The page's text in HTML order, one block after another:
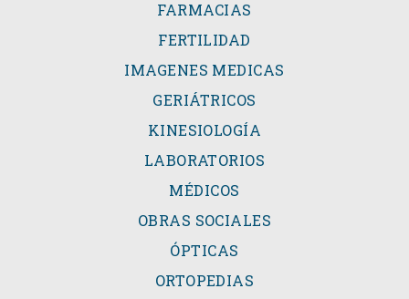
FARMACIAS
FERTILIDAD
IMAGENES MEDICAS
GERIÁTRICOS
KINESIOLOGÍA
LABORATORIOS
MÉDICOS
OBRAS SOCIALES
ÓPTICAS
ORTOPEDIAS